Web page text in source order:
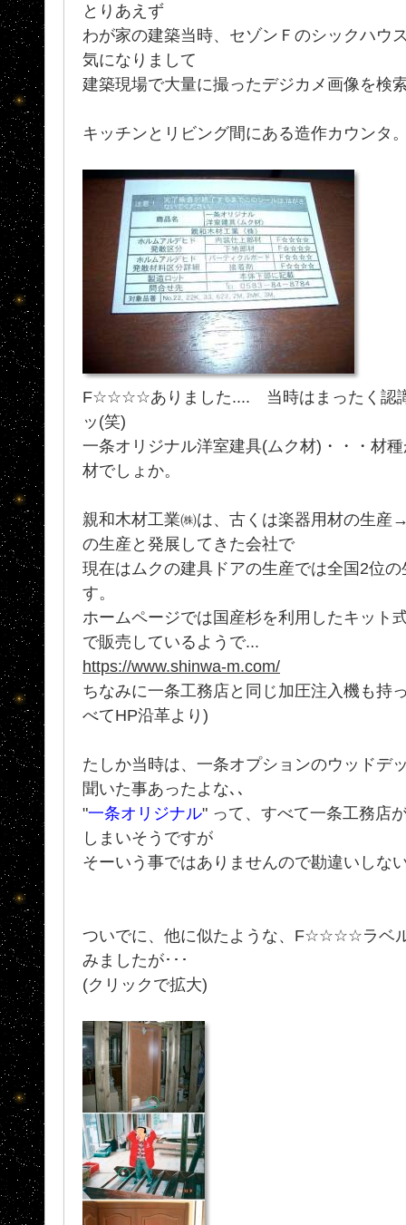
とりあえず
わが家の建築当時、セゾンＦのシックハウ
気になりまして
建築現場で大量に撮ったデジカメ画像を検
キッチンとリビング間にある造作カウンタ
F☆☆☆☆ありました.... 当時はまったく認
ッ(笑)
一条オリジナル洋室建具(ムク材)・・・材
材でしょか。
親和木材工業㈱は、古くは楽器用材の生
の生産と発展してきた会社で
現在はムクの建具ドアの生産では全国2位
す。
ホームページでは国産杉を利用したキット
で販売しているようで...
https://www.shinwa-m.com/
ちなみに一条工務店と同じ加圧注入機も持
べてHP沿革より)
たしか当時は、一条オプションのウッドデ
聞いた事あったよな､､
"一条オリジナル" って、すべて一条工務店
しまいそうですが
そーいう事ではありませんので勘違いしな
ついでに、他に似たような、F☆☆☆☆ラベ
みましたが･･･
(クリックで拡大)